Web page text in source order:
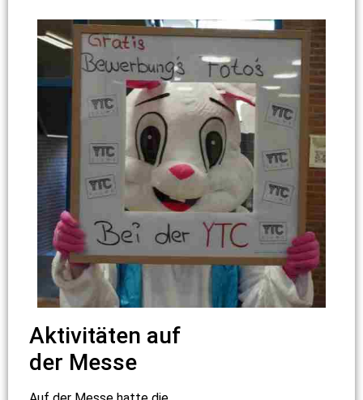
Aktivitäten auf
der Messe